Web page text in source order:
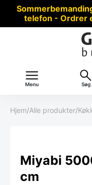
telefon - Ordrer
Menu Søg
Hjem/Alle produkter/
Miyabi
cm